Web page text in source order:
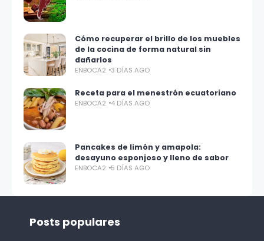
Cómo recuperar el brillo de los muebles
de la cocina de forma natural sin
dañarlos
ENBOCA2 3 DÍAS AGO
Receta para el menestrón ecuatoriano
ENBOCA2 4 DÍAS AGO
Pancakes de limón y amapola:
desayuno esponjoso y lleno de sabor
ENBOCA2 5 DÍAS AGO
Posts populares